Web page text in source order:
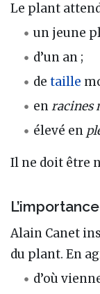
Le plant
un jeune
d’un an ;
detaille
enracines
élevé en
Il ne doit être
Alain Canet
du plant. En
d’où